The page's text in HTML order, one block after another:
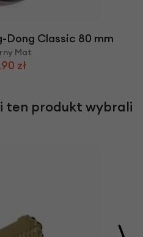
Dong Classic 80 mm
Mat
zł
ten produkt wybrali